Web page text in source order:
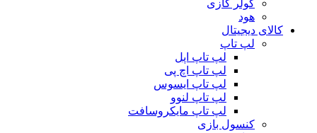
کولر گازی
هود
کالای دیجیتال
لپ تاپ
لپ تاپ اپل
لپ تاپ اچ پی
لپ تاپ ایسوس
لپ تاپ لنوو
لپ تاپ مایکروسافت
کنسول بازی